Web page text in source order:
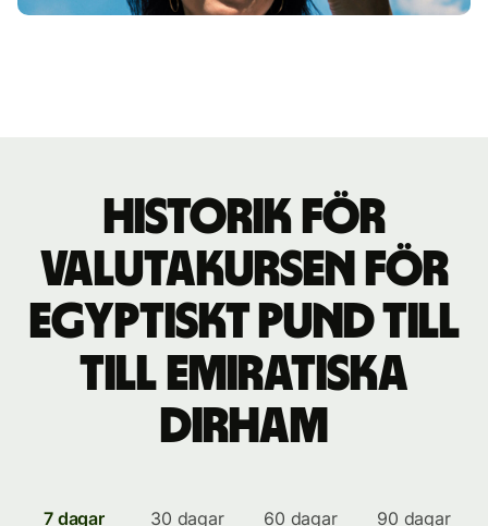
Historik för
valutakursen för
egyptiskt pund till
till emiratiska
dirham
7 dagar 30 dagar 60 dagar 90 dagar